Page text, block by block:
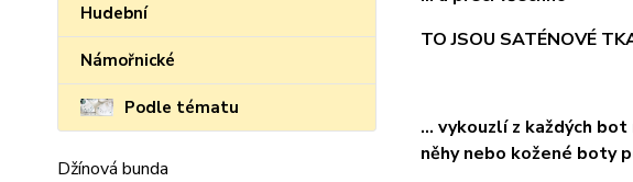
Hudební
Námořnické
Podle tématu
Džínová bunda
TO JSOU SATÉNOVÉ
... vykouzlí z každých
něhy nebo kožené boty